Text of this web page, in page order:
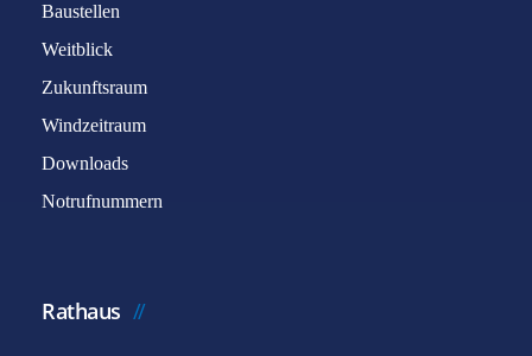
Baustellen
Weitblick
Zukunftsraum
Windzeitraum
Downloads
Notrufnummern
Rathaus